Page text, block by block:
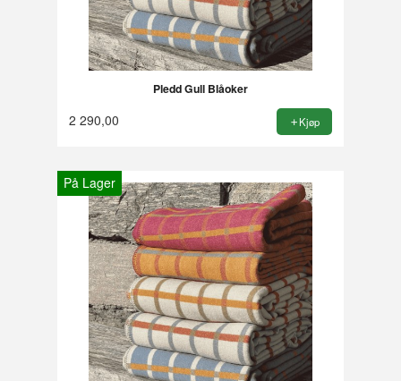
Pledd Gull Blåoker
2 290,00 Kjøp
På Lager